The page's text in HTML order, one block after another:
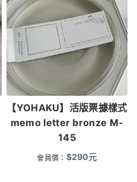
【YOHAKU】活版票據樣式
memo letter bronze M-
145
會員價： $290元